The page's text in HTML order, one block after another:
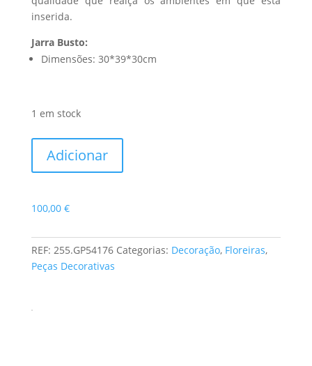
inserida.
Jarra Busto:
Dimensões: 30*39*30cm
1 em stock
Jarra
Adicionar
100,00 €
REF: 255.GP54176 Categorias: Decoração, Floreiras,
Peças Decorativas